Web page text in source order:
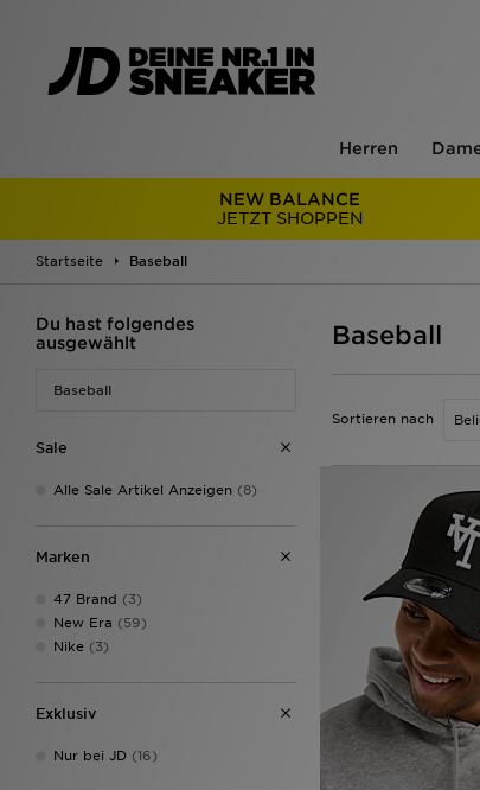
Herren
NEW BALANCE
JETZT SHOPPEN
Startseite Baseball
Du hast folgendes
ausgewählt
Baseball
Sale
Alle Sale Artikel Anzeigen (8)
Marken
47 Brand (3)
New Era (59)
Nike (3)
Exklusiv
Nur bei JD (16)
Baseball
Sortieren nach